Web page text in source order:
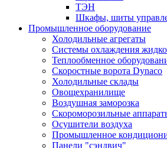
ТЭН
Шкафы, шиты
Промышленное оборудование
Холодильные агрегаты
Системы охлаждения
Теплообменное
Скоростные ворота Dynaco
Холодильные склады
Овощехранилище
Воздушная заморозка
Скороморозильные
Осушители воздуха
Промышленное
Панели "сэндвич"